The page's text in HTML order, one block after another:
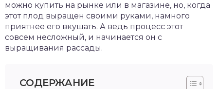
можно купить на рынке или в магазине, но, когда
этот плод выращен своими руками, намного
приятнее его вкушать. А ведь процесс этот
совсем несложный, и начинается он с
выращивания рассады.
СОДЕРЖАНИЕ